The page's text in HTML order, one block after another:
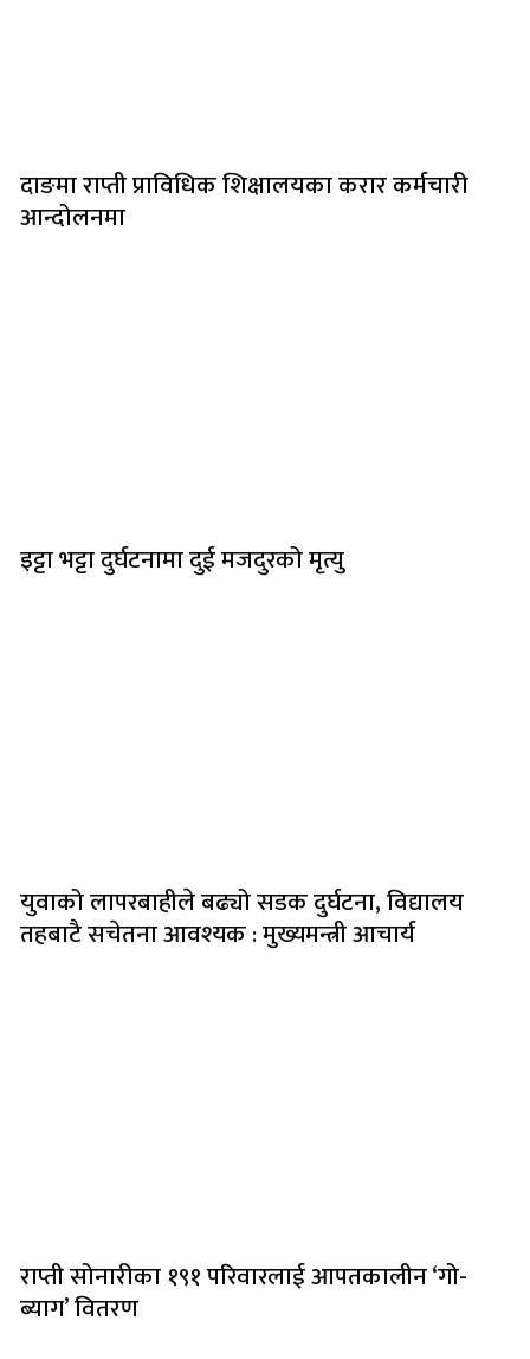
दाङमा राप्ती प्राविधिक शिक्षालयका करार कर्मचारी
आन्दोलनमा
इट्टा भट्टा दुर्घटनामा दुई मजदुरको मृत्यु
युवाको लापरबाहीले बढ्यो सडक दुर्घटना, विद्यालय
तहबाटै सचेतना आवश्यक : मुख्यमन्त्री आचार्य
राप्ती सोनारीका १९१ परिवारलाई आपतकालीन ‘गो-
ब्याग’ वितरण